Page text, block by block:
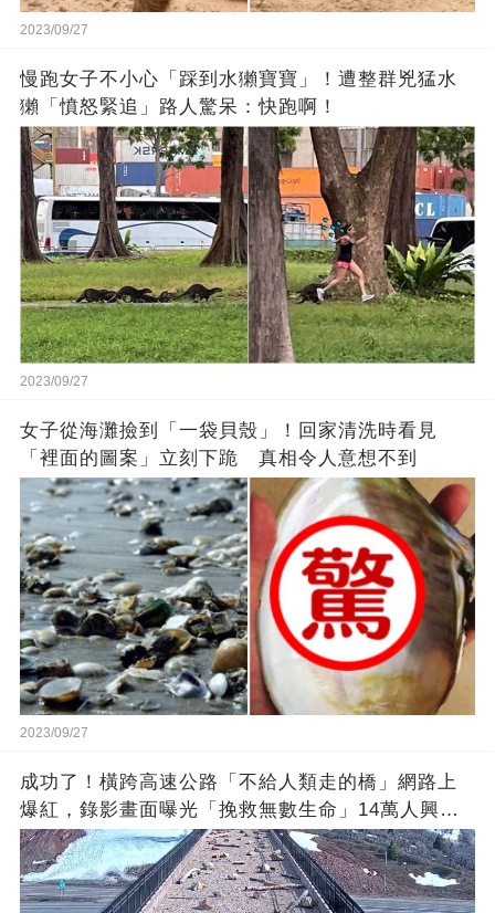
2023/09/27
慢跑女子不小心「踩到水獺寶寶」！遭整群兇猛水
獺「憤怒緊追」路人驚呆：快跑啊！
2023/09/27
女子從海灘撿到「一袋貝殼」！回家清洗時看見
「裡面的圖案」立刻下跪 真相令人意想不到
2023/09/27
成功了！橫跨高速公路「不給人類走的橋」網路上
爆紅，錄影畫面曝光「挽救無數生命」14萬人興奮
歡呼